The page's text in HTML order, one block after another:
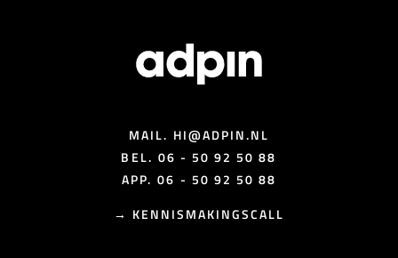
MAIL. HI@ADPIN.NL
BEL. 06 - 50 92 50 88
APP. 06 - 50 92 50 88
→ KENNISMAKINGSCALL